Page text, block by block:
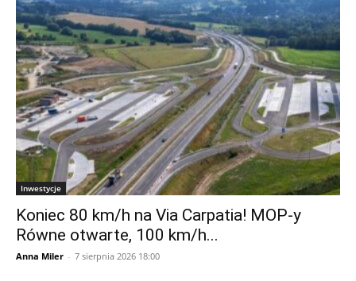
Inwestycje
Koniec 80 km/h na Via Carpatia! MOP-y
Równe otwarte, 100 km/h...
Anna Miler - 7 sierpnia 2026 18:00